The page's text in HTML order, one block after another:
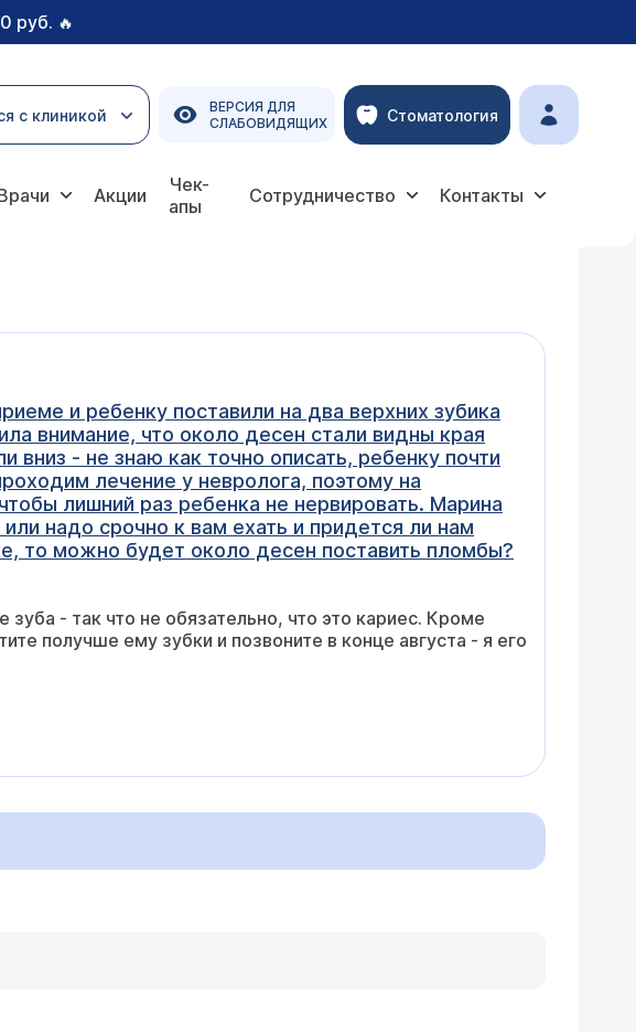
руб. 🔥
с клиникой
ВЕРСИЯ ДЛЯ
СЛАБОВИДЯЩИХ
Стоматология
Акции
Чек-
апы
Сотрудничество Контакты
и ребенку поставили на два верхних зубика
внимание, что около десен стали видны края
вниз - не знаю как точно описать, ребенку почти
лечение у невролога, поэтому на
лишний раз ребенка не нервировать. Марина
надо срочно к вам ехать и придется ли нам
то можно будет около десен поставить пломбы?
- так что не обязательно, что это кариес. Кроме
получше ему зубки и позвоните в конце августа - я его